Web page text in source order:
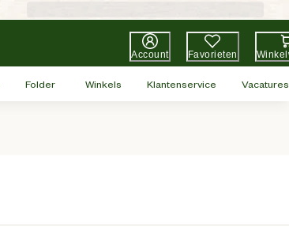
Account Favorieten
Folder Winkels Klantenservice Vacatures